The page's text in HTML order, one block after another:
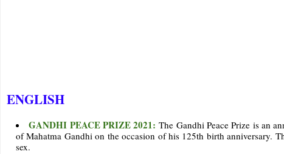
ENGLISH
GANDHI PEACE PRIZE 2021:The Gandhi Peace Prize is an
of Mahatma Gandhi on the occasion of his 125th birth anniversary.
sex.